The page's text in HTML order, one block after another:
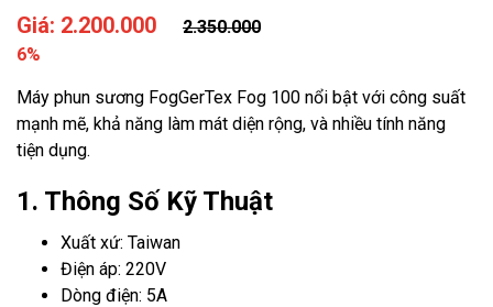
Giá: 2.200.000
2.350.000
6%
Máy phun sương FogGerTex Fog 100 nổi bật với công suất
mạnh mẽ, khả năng làm mát diện rộng, và nhiều tính năng
tiện dụng.
1. Thông Số Kỹ Thuật
Xuất xứ: Taiwan
Điện áp: 220V
Dòng điện: 5A